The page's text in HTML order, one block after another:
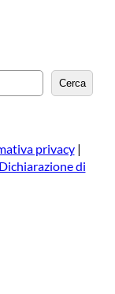
Cerca
privacy|
Dichiarazione di